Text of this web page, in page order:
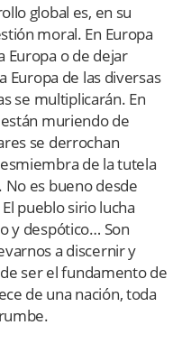
global es, en su
moral. En Europa
Europa o de dejar
Europa de las diversas
se multiplicarán. En
muriendo de
se derrochan
de la tutela
No es bueno desde
pueblo sirio lucha
y despótico… Son
a discernir y
ser el fundamento de
de una nación, toda